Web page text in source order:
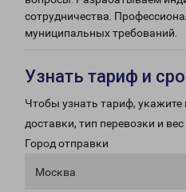
сотрудничества.
муниципальных требований.
Узнать тариф и
Чтобы узнать тариф, укажите
доставки, тип перевозки и вес
Город отправки
Москва